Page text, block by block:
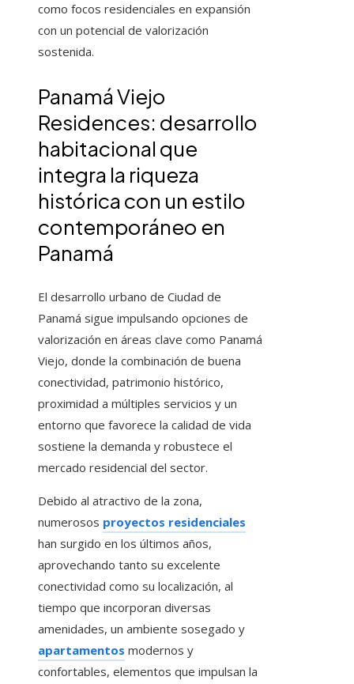
como focos residenciales en expansión
con un potencial de valorización
sostenida.
Panamá Viejo
Residences: desarrollo
habitacional que
integra la riqueza
histórica con un estilo
contemporáneo en
Panamá
El desarrollo urbano de Ciudad de
Panamá sigue impulsando opciones de
valorización en áreas clave como Panamá
Viejo, donde la combinación de buena
conectividad, patrimonio histórico,
proximidad a múltiples servicios y un
entorno que favorece la calidad de vida
sostiene la demanda y robustece el
mercado residencial del sector.
Debido al atractivo de la zona,
numerosos proyectos residenciales
han surgido en los últimos años,
aprovechando tanto su excelente
conectividad como su localización, al
tiempo que incorporan diversas
amenidades, un ambiente sosegado y
apartamentos modernos y
confortables, elementos que impulsan la